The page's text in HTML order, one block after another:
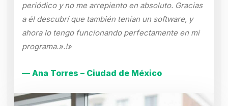
periódico y no me arrepiento en absoluto. Gracias
a él descubrí que también tenían un software, y
ahora lo tengo funcionando perfectamente en mi
programa.».!»
— Ana Torres – Ciudad de México